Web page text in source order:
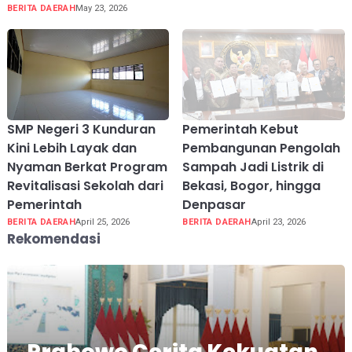
BERITA DAERAHMay 23, 2026
SMP Negeri 3 Kunduran
Kini Lebih Layak dan
Nyaman Berkat Program
Revitalisasi Sekolah dari
Pemerintah
BERITA DAERAHApril 25, 2026
Pemerintah Kebut
Pembangunan Pengolah
Sampah Jadi Listrik di
Bekasi, Bogor, hingga
Denpasar
BERITA DAERAHApril 23, 2026
Rekomendasi